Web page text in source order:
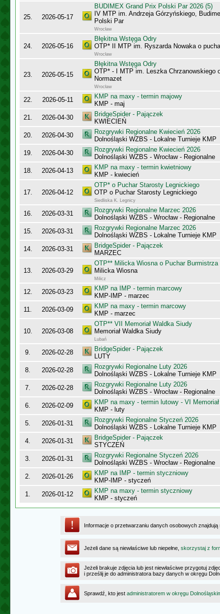
25. 2026-05-17
BUDIMEX Grand Prix Polski Par 2026 (5)
IV MTP im. Andrzeja Górzyńskiego,
Polski Par
Wrocław
24. 2026-05-16
Błękitna Wstęga Odry
OTP* II MTP im. Ryszarda Nowaka o
Wrocław
23. 2026-05-15
Błękitna Wstęga Odry
OTP* - I MTP im. Leszka Chrzanowskiego
Normazet
Wrocław
22. 2026-05-11
KMP na maxy - termin majowy
KMP - maj
21.
2026-04-30
BridgeSpider - Pajączek
KWIECIEŃ
20.
2026-04-30
Rozgrywki Regionalne Kwiecień 2026
Dolnośląski WZBS - Lokalne Turnieje KMP
19.
2026-04-30
Rozgrywki Regionalne Kwiecień 2026
Dolnośląski WZBS - Wrocław - Regionalne
18.
2026-04-13
KMP na maxy - termin kwietniowy
KMP - kwiecień
17. 2026-04-12
OTP* o Puchar Starosty Legnickiego
OTP o Puchar Starosty Legnickiego
Siedliska K. Legnicy
16. 2026-03-31
Rozgrywki Regionalne Marzec 2026
Dolnośląski WZBS - Wrocław - Regionalne
15.
2026-03-31
Rozgrywki Regionalne Marzec 2026
Dolnośląski WZBS - Lokalne Turnieje KMP
14.
2026-03-31
BridgeSpider - Pajączek
MARZEC
13. 2026-03-29
OTP** Milicka Wiosna o Puchar
Milicka Wiosna
Milicz
12. 2026-03-23
KMP na IMP - termin marcowy
KMP-IMP - marzec
11.
2026-03-09
KMP na maxy - termin marcowy
KMP - marzec
10. 2026-03-08
OTP** VII Memoriał Waldka Siudy
Memoriał Waldka Siudy
Lubań
9. 2026-02-28
BridgeSpider - Pajączek
LUTY
8.
2026-02-28
Rozgrywki Regionalne Luty 2026
Dolnośląski WZBS - Lokalne Turnieje KMP
7.
2026-02-28
Rozgrywki Regionalne Luty 2026
Dolnośląski WZBS - Wrocław - Regionalne
6.
2026-02-09
KMP na maxy - termin lutowy - VI
KMP - luty
5.
2026-01-31
Rozgrywki Regionalne Styczeń 2026
Dolnośląski WZBS - Lokalne Turnieje KMP
4.
2026-01-31
BridgeSpider - Pajączek
STYCZEŃ
3.
2026-01-31
Rozgrywki Regionalne Styczeń 2026
Dolnośląski WZBS - Wrocław - Regionalne
2.
2026-01-26
KMP na IMP - termin styczniowy
KMP-IMP - styczeń
1.
2026-01-12
KMP na maxy - termin styczniowy
KMP - styczeń
Informacje o przetwarzaniu danych osobowych
Jeżeli dane są niewłaściwe lub niepełne, skorzystaj z
Jeżeli brakuje zdjęcia lub jest niewłaściwe przygotuj
i prześlij je do administratora bazy danych w okręgu
Sprawdź, kto jest administratorem w okręgu